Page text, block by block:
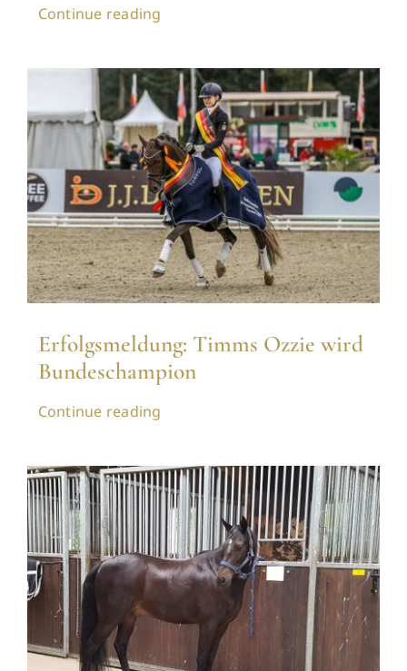
Continue reading
Erfolgsmeldung: Timms Ozzie wird
Bundeschampion
Continue reading